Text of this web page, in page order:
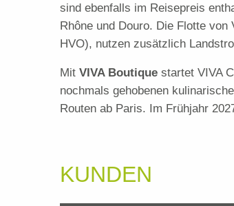
sind ebenfalls im Reisepreis
Rhône und Douro. Die Flotte
HVO), nutzen zusätzlich
Mit VIVA Boutique startet VIVA
nochmals gehobenen
Routen ab Paris. Im Frühjahr
KUNDEN